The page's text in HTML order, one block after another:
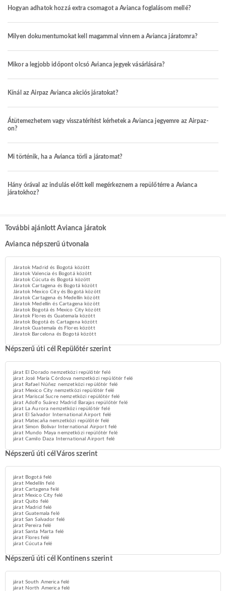
Hogyan adhatok hozzá extra csomagot a Avianca foglalásom mellé?
Milyen dokumentumokat kell magammal vinnem a Avianca járatomra?
Mikor a legjobb időpont olcsó Avianca jegyek vásárlására?
Kínál az Airpaz Avianca akciós járatokat?
Átütemezhetem vagy visszatérítést kérhetek a Avianca jegyemre az Airpaz-
on?
Mi történik, ha a Avianca törli a járatomat?
Hány órával az indulás előtt kell megérkeznem a repülőtérre a Avianca
járatokhoz?
További ajánlott Avianca járatok
Avianca népszerű útvonala
Járatok Madrid és Bogotá között
Járatok Valencia és Bogotá között
Járatok Cúcuta és Bogotá között
Járatok Cartagena és Bogotá között
Járatok Mexico City és Bogotá között
Járatok Cartagena és Medellín között
Járatok Medellín és Cartagena között
Járatok Bogotá és Mexico City között
Járatok Flores és Guatemala között
Járatok Bogotá és Cartagena között
Járatok Guatemala és Flores között
Járatok Barcelona és Bogotá között
Népszerű úti cél Repülőtér szerint
járat El Dorado nemzetközi repülőtér felé
járat José María Córdova nemzetközi repülőtér felé
járat Rafael Núñez nemzetközi repülőtér felé
járat Mexico City nemzetközi repülőtér felé
járat Mariscal Sucre nemzetközi repülőtér felé
járat Adolfo Suárez Madrid Barajas repülőtér felé
járat La Aurora nemzetközi repülőtér felé
járat El Salvador International Airport felé
járat Matecaña nemzetközi repülőtér felé
járat Simon Bolivar International Airport felé
járat Mundo Maya nemzetközi repülőtér felé
járat Camilo Daza International Airport felé
Népszerű úti cél Város szerint
járat Bogotá felé
járat Medellín felé
járat Cartagena felé
járat Mexico City felé
járat Quito felé
járat Madrid felé
járat Guatemala felé
járat San Salvador felé
járat Pereira felé
járat Santa Marta felé
járat Flores felé
járat Cúcuta felé
Népszerű úti cél Kontinens szerint
járat South America felé
járat North America felé